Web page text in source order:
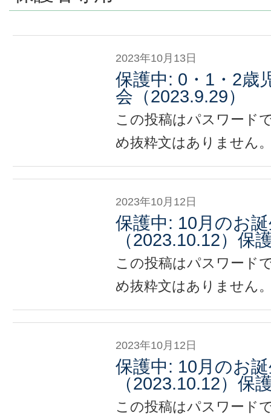
2023年10月13日
保護中: 0・1・2歳
会（2023.9.29）
この投稿はパスワード
め抜粋文はありません
2023年10月12日
保護中: 10月のお
（2023.10.12）保
この投稿はパスワード
め抜粋文はありません
2023年10月12日
保護中: 10月のお
（2023.10.12）保
この投稿はパスワード